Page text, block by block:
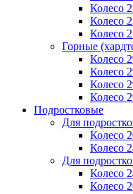
Колесо
Колесо
Колесо
Горные
Колесо
Колесо
Колесо
Колесо
Подростковые
Для
Колесо
Колесо
Для
Колесо
Колесо